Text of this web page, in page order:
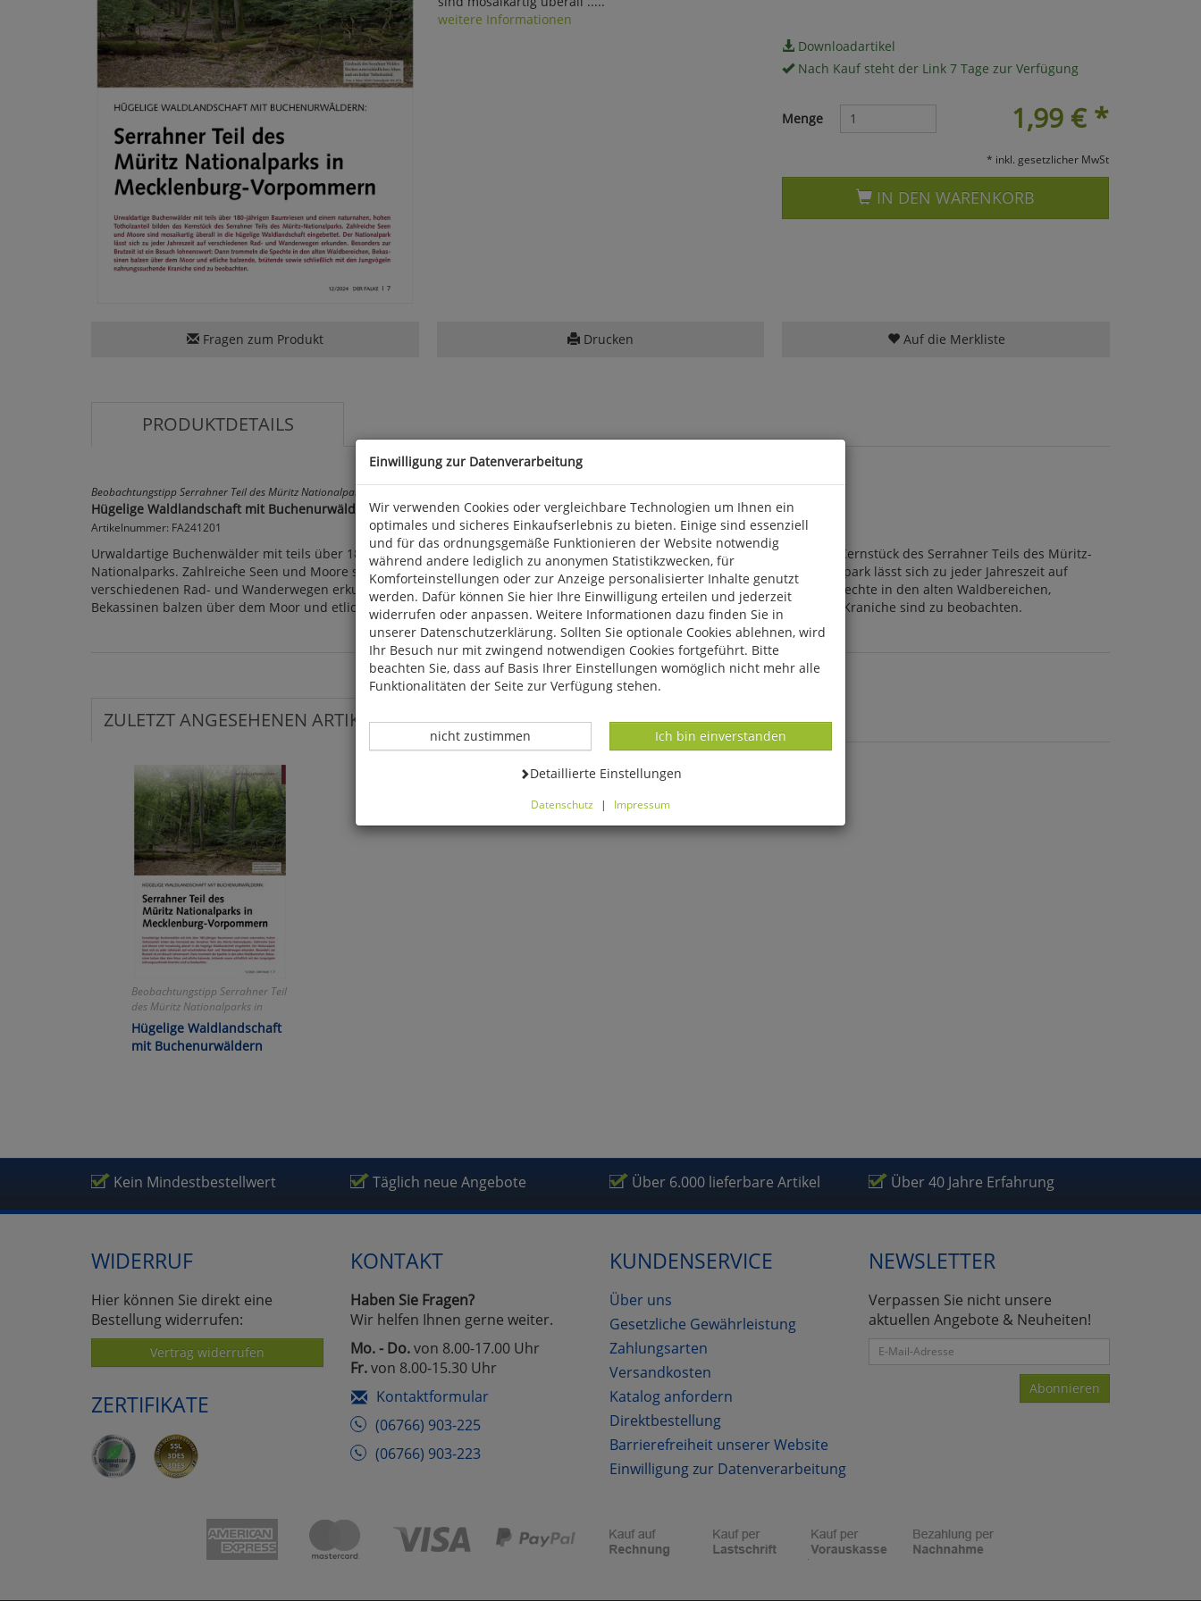
weitere Informationen
Downloadartikel
Nach Kauf steht der Link 7 Tage zur Verfügung
1,99 €*
Menge
* inkl. gesetzlicher MwSt
IN DEN WARENKORB
Fragen zum Produkt Drucken Auf die Merkliste
PRODUKTDETAILS
Beobachtungstipp Serrahner Teil des Müritz Nationalparks in Mecklenburg-Vorpommern
Hügelige Waldlandschaft mit Buchenurwäldern
Artikelnummer: FA241201
Urwaldartige Buchenwälder mit teils über 180-jährigen Baumriesen und einem naturnahen, hohen Totholzanteil bilden das Kernstück des Serrahner Teils des Müritz-
Nationalparks. Zahlreiche Seen und Moore sind mosaikartig überall in die hügelige Waldlandschaft eingebettet. Der Nationalpark lässt sich zu jeder Jahreszeit auf
verschiedenen Rad- und Wanderwegen erkunden. Besonders zur Brutzeit ist ein Besuch lohnenswert: Dann trommeln die Spechte in den alten Waldbereichen,
Bekassinen balzen über dem Moor und etliche balzende, brütende sowie schließlich mit den Jungvögeln nahrungssuchende Kraniche sind zu beobachten.
ZULETZT ANGESEHENEN ARTIKEL:
Beobachtungstipp Serrahner Teil
des Müritz Nationalparks in
Mecklenburg-Vorpommern
Hügelige Waldlandschaft
mit Buchenurwäldern
Kein Mindestbestellwert Täglich neue Angebote Über 6.000 lieferbare Artikel Über 40 Jahre Erfahrung
WIDERRUF
Hier können Sie direkt eine
Bestellung widerrufen:
Vertrag widerrufen
ZERTIFIKATE
KONTAKT
Haben Sie Fragen?
Wir helfen Ihnen gerne weiter.
Mo. - Do.von 8.00-17.00 Uhr
Fr.von 8.00-15.30 Uhr
Kontaktformular
(06766) 903-225
(06766) 903-223
KUNDENSERVICE
Über uns
Gesetzliche Gewährleistung
Zahlungsarten
Versandkosten
Katalog anfordern
Direktbestellung
Barrierefreiheit unserer Website
Einwilligung zur Datenverarbeitung
NEWSLETTER
Verpassen Sie nicht unsere
aktuellen Angebote & Neuheiten!
Abonnieren
Einwilligung zur Datenverarbeitung
Wir verwenden Cookies oder vergleichbare Technologien um Ihnen ein
optimales und sicheres Einkaufserlebnis zu bieten. Einige sind essenziell
und für das ordnungsgemäße Funktionieren der Website notwendig
während andere lediglich zu anonymen Statistikzwecken, für
Komforteinstellungen oder zur Anzeige personalisierter Inhalte genutzt
werden. Dafür können Sie hier Ihre Einwilligung erteilen und jederzeit
widerrufen oder anpassen. Weitere Informationen dazu finden Sie in
unserer Datenschutzerklärung. Sollten Sie optionale Cookies ablehnen, wird
Ihr Besuch nur mit zwingend notwendigen Cookies fortgeführt. Bitte
beachten Sie, dass auf Basis Ihrer Einstellungen womöglich nicht mehr alle
Funktionalitäten der Seite zur Verfügung stehen.
Datenverarbeitung -
Ich bin einverstanden
Datenverarbeitung -
nicht zustimmen
Datenverarbeitung -
Detaillierte Einstellungen
Datenschutz | Impressum
Cookies ablehnen, wird Ihr Besuch nur mit zwingend notwendigen Cookies
Umfragetools
Cookies
Alle Akzeptieren Cookies
Einstellungen speichern
zurückzu Haupptseite Zustimmung Datenverarbeitung (Seitenende)